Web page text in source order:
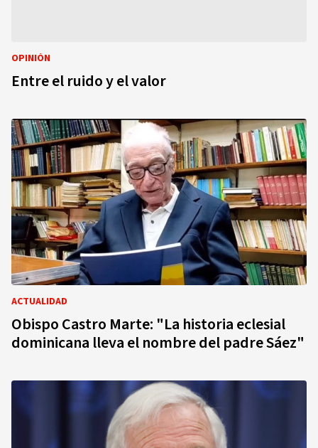
OPINIÓN
Entre el ruido y el valor
ACTUALIDAD
Obispo Castro Marte: "La historia eclesial
dominicana lleva el nombre del padre Sáez"